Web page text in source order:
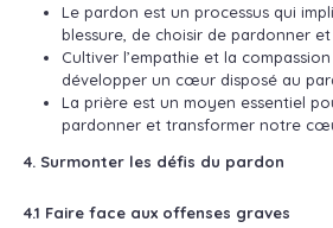
Le pardon est un processus qui
blessure, de choisir de pardonner et
Cultiver l’empathie et la
développer un cœur disposé au
La prière est un moyen essentiel
pardonner et transformer notre
4. Surmonter les défis du pardon
4.1 Faire face aux offenses graves